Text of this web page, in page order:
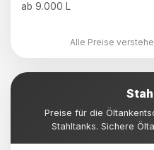
ab 9.000 L
Alle Preise
Preise für die
Stahltanks. Sichere